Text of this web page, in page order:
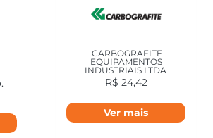
CARBOGRAFITE
EQUIPAMENTOS
INDUSTRIAIS LTDA
R$ 24,42
Ver mais